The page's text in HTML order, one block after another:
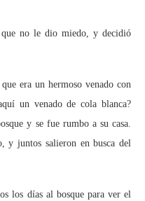
le dio miedo, y decidió
era un hermoso venado con
un venado de cola blanca?
y se fue rumbo a su casa.
y juntos salieron en busca del
días al bosque para ver el